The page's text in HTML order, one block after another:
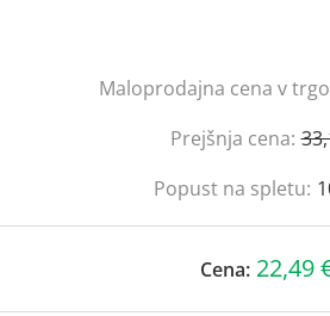
Maloprodajna cena v
Prejšnja cena:
Popust na spletu:
Cena: 22,49